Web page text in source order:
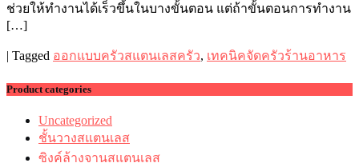
ช่วยให้ทำงานได้เร็วขึ้นในบางขั้นตอน แต่ถ้าขั้นตอนการทำงาน
[…]
| Tagged ออกแบบครัวสแตนเลสครัว, เทคนิคจัดครัวร้านอาหาร
Product categories
Uncategorized
ชั้นวางสแตนเลส
ซิงค์ล้างจานสแตนเลส